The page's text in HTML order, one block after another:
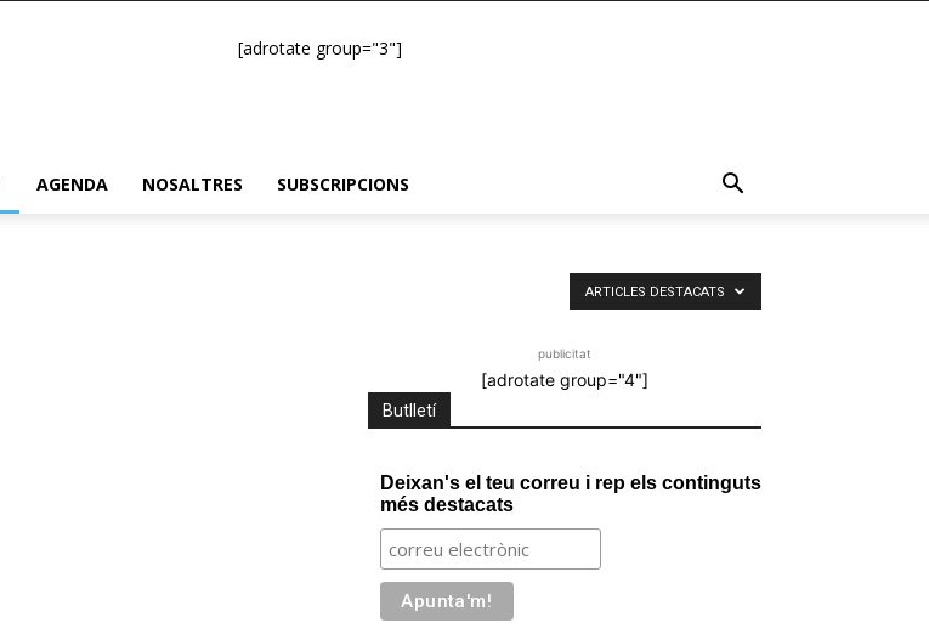
[adrotate group="3"]
AGENDA NOSALTRES SUBSCRIPCIONS
ARTICLES DESTACATS
publicitat
[adrotate group="4"]
Butlletí
Deixan's el teu correu i rep els continguts
més destacats